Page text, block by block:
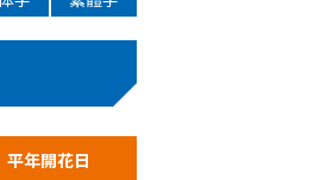
平年開花日